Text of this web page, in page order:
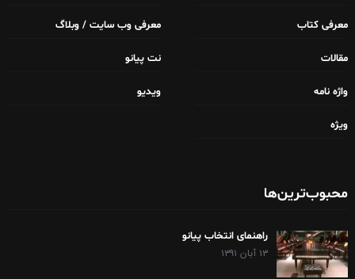
معرفی کتاب معرفی وب سایت / وبلاگ
مقالات نت پیانو
واژه نامه ویدیو
ویژه
محبوب‌ترین‌ها
راهنمای انتخاب پیانو
۱۳ آبان ۱۳۹۱